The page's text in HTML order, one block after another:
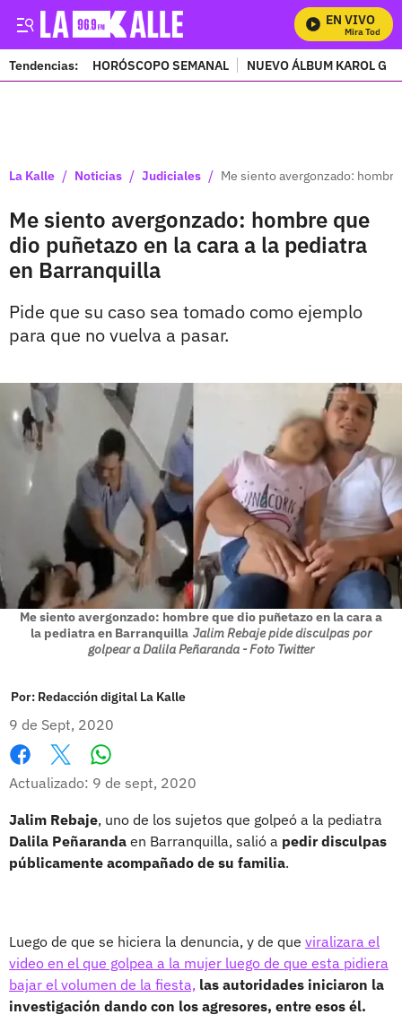
EN VIVO
Mira Todos
Tendencias: HORÓSCOPO SEMANAL NUEVO ÁLBUM KAROL G
La Kalle / Noticias / Judiciales / Me siento avergonzado:
Me siento avergonzado: hombre que
dio puñetazo en la cara a la pediatra
en Barranquilla
Pide que su caso sea tomado como ejemplo
para que no vuelva a pasar.
Me siento avergonzado: hombre que dio puñetazo en la cara a
la pediatra en Barranquilla Jalim Rebaje pide disculpas por
golpear a Dalila Peñaranda - Foto Twitter
Por: Redacción digital La Kalle
9 de Sept, 2020
Facebook
X
Actualizado: 9 de sept, 2020
Jalim Rebaje, uno de los sujetos que golpeó a la pediatra
Dalila Peñaranda en Barranquilla, salió a pedir disculpas
públicamente acompañado de su familia.
Luego de que se hiciera la denuncia, y de que viralizara el
video en el que golpea a la mujer luego de que esta pidiera
bajar el volumen de la fiesta, las autoridades iniciaron la
investigación dando con los agresores, entre esos él.